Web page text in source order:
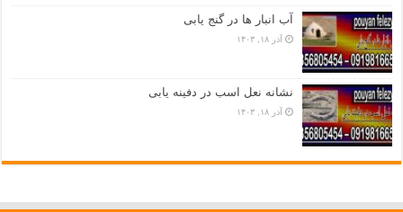
آب انبار ها در گنج یابی
آذر ۱۸, ۱۴۰۳
نشانه نعل اسب در دفینه یابی
آذر ۱۸, ۱۴۰۳